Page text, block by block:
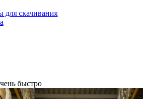
для скачивания
быстро